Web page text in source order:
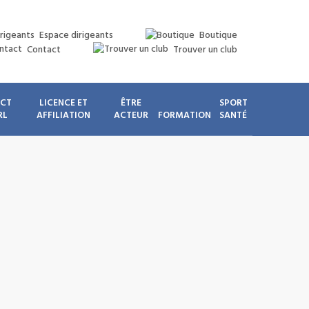
Espace dirigeants
Boutique
Contact
Trouver un club
LICENCE ET
AFFILIATION
ÊTRE
ACTEUR
FORMATION
SPORT
SANTÉ